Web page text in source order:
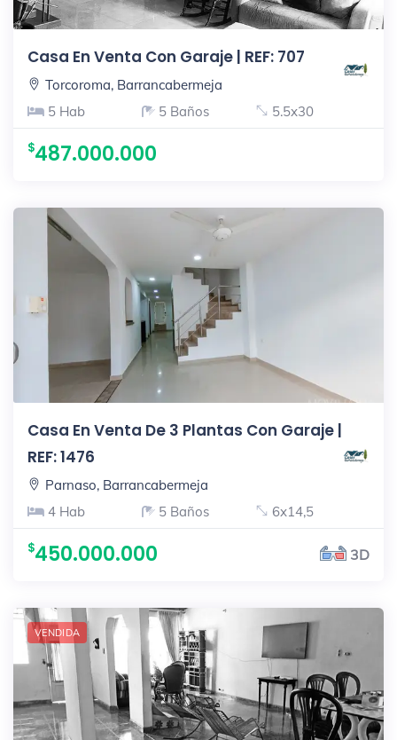
Casa En Venta Con Garaje | REF: 707
Torcoroma, Barrancabermeja
5 Hab
5 Baños 5.5x30
487.000.000
Casa En Venta De 3 Plantas Con Garaje |
REF: 1476
Parnaso, Barrancabermeja
4 Hab
5 Baños 6x14,5
450.000.000 3D
VENDIDA